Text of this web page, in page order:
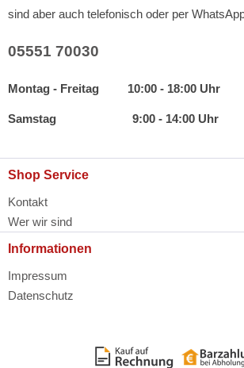
sind aber auch telefonisch oder per
05551 70030
Montag - Freitag 10:00 - 18:00 Uhr
Samstag 9:00 - 14:00 Uhr
Shop Service
Kontakt
Wer wir sind
Informationen
Impressum
Datenschutz